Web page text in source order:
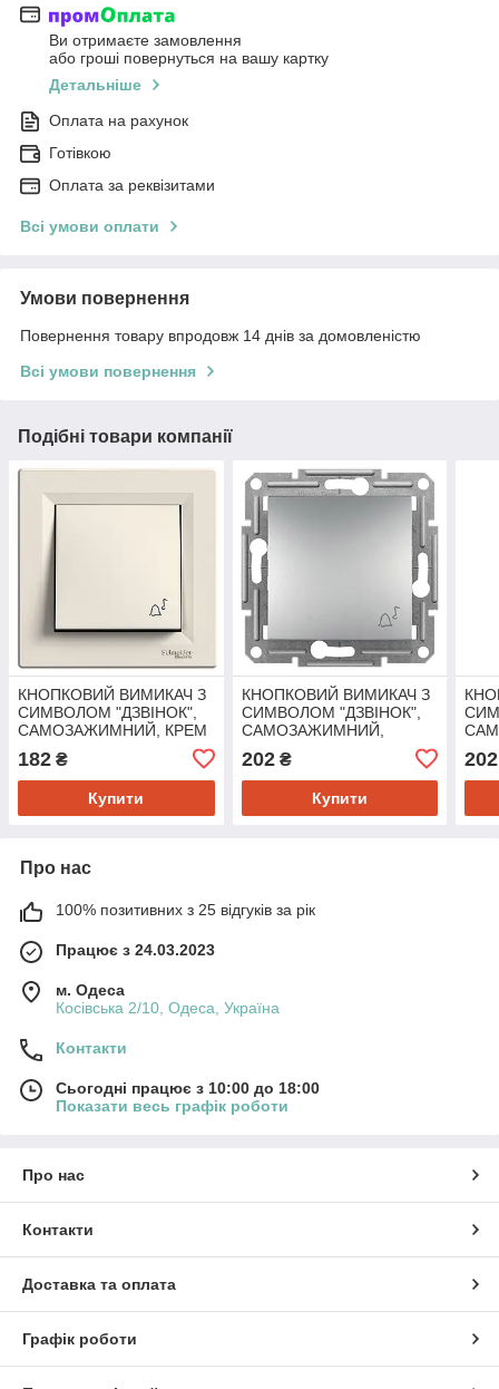
Ви отримаєте замовлення
або гроші повернуться на вашу картку
Детальніше
Оплата на рахунок
Готівкою
Оплата за реквізитами
Всі умови оплати
Умови повернення
Повернення товару впродовж 14 днів за домовленістю
Всі умови повернення
Подібні товари компанії
КНОПКОВИЙ ВИМИКАЧ З
СИМВОЛОМ "ДЗВІНОК",
САМОЗАЖИМНИЙ, КРЕМ
182 ₴
Купити
КНОПКОВИЙ ВИМИКАЧ З
СИМВОЛОМ "ДЗВІНОК",
САМОЗАЖИМНИЙ,
202₴
Купити
202
Про нас
100% позитивних з 25 відгуків за рік
Працює з 24.03.2023
м. Одеса
Косівська 2/10, Одеса, Україна
Контакти
Сьогодні працює з 10:00 до 18:00
Показати весь графік роботи
Про нас
Контакти
Доставка та оплата
Графік роботи